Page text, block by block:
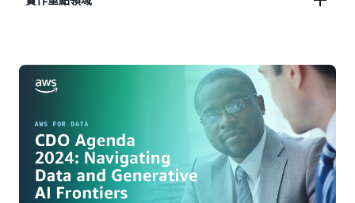
(46%)，以實現生成式 AI 的成功
89% 的執行團隊直接參與生成式 AI 決策
密切相關
客戶服務和員工生產力影響最大
46% 的組織正在積極改善資料整合能力
42% 投資人才發展和團隊重組